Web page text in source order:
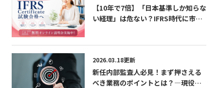
【10年で7倍】「日本基準しか知らな
い経理」は危ない？IFRS時代に市場
2026.03.18更新
新任内部監査人必見！まず押さえる
べき業務のポイントとは？―現役内